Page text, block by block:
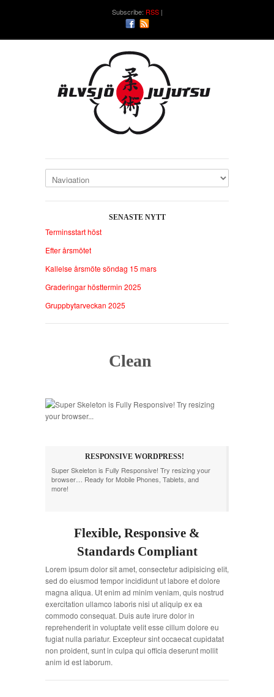
Subscribe: RSS
SENASTE NYTT
Terminsstart höst
Efter årsmötet
Kallelse årsmöte söndag 15 mars
Graderingar hösttermin 2025
Gruppbytarveckan 2025
Clean
RESPONSIVE WORDPRESS!
Super Skeleton is Fully Responsive! Try resizing your
browser… Ready for Mobile Phones, Tablets, and
more!
Flexible, Responsive &
Standards Compliant
Lorem ipsum dolor sit amet, consectetur adipisicing elit,
sed do eiusmod tempor incididunt ut labore et dolore
magna aliqua. Ut enim ad minim veniam, quis nostrud
exercitation ullamco laboris nisi ut aliquip ex ea
commodo consequat. Duis aute irure dolor in
reprehenderit in voluptate velit esse cillum dolore eu
fugiat nulla pariatur. Excepteur sint occaecat cupidatat
non proident, sunt in culpa qui officia deserunt mollit
anim id est laborum.